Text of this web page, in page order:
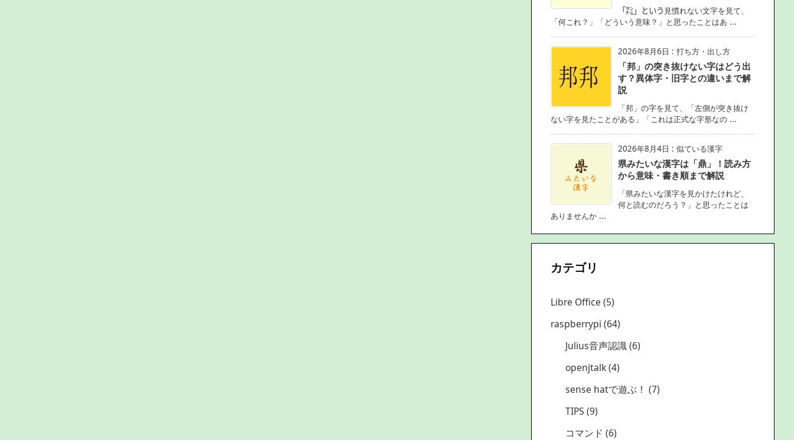
「㌠」という見慣れない文字を見て、
「何これ？」「どういう意味？」と思ったことはあ ...
2026年8月6日 : 打ち方・出し方
「邦」の突き抜けない字はどう出
す？異体字・旧字との違いまで解
説
「邦」の字を見て、「左側が突き抜け
ない字を見たことがある」「これは正式な字形なの ...
2026年8月4日 : 似ている漢字
県みたいな漢字は「鼎」！読み方
から意味・書き順まで解説
「県みたいな漢字を見かけたけれど、
何と読むのだろう？」と思ったことは
ありませんか ...
カテゴリ
Libre Office (5)
raspberrypi (64)
Julius音声認識(6)
openjtalk(4)
sense hatで遊ぶ！(7)
TIPS(9)
コマンド(6)